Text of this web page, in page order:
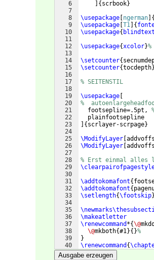
6
7
8
9
10
11
12
13
14
15
16
17
18
19
20
21
22
23
24
25
26
27
28
29
30
31
32
33
34
35
36
37
38
39
40
41
{ scrbook}
\usepackage ngerman {
\usepackage T1 {
\usepackage{ blindtext
\usepackage{xcolor}
\setcounter{
\setcounter{tocdepth}
% SEITENSTIL
\usepackage
%
  footsepline=.5pt,
  plainfootsepline
{ scrlayer-scrpage}
\ModifyLayer
\ModifyLayer
% Erst einmal alles
\addtokomafont{
\addtokomafont{
\setlength{\footskip}
\makeatletter
\renewcommand *{\@
\@mkboth{#1}{ }%
}
\renewcommand {
\@mkboth{
Ausgabe erzeugen